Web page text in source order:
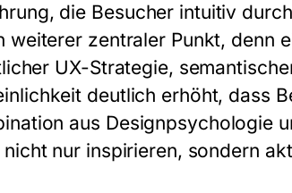
die Besucher intuitiv
weiterer zentraler Punkt, denn
UX-Strategie,
deutlich erhöht, dass
aus Designpsychologie
nur inspirieren, sondern